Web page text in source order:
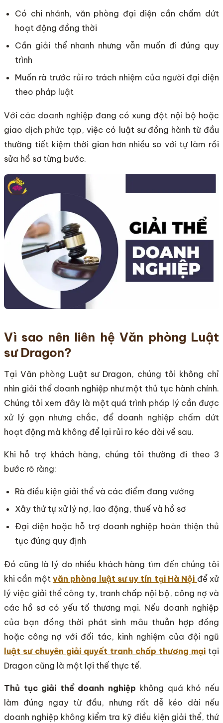
Có chi nhánh, văn phòng đại diện cần chấm dứt
hoạt động đồng thời
Cần giải thể nhanh nhưng vẫn muốn đi đúng quy
trình
Muốn rà trước rủi ro trách nhiệm của người đại diện
theo pháp luật
Với các doanh nghiệp đang có xung đột nội bộ hoặc
giao dịch phức tạp, việc có luật sư đồng hành từ đầu
thường tiết kiệm thời gian hơn nhiều so với tự làm rồi
sửa hồ sơ từng bước.
Vì sao nên liên hệ Văn phòng Luật
sư Dragon?
Tại Văn phòng Luật sư Dragon, chúng tôi không chỉ
nhìn giải thể doanh nghiệp như một thủ tục hành chính.
Chúng tôi xem đây là một quá trình pháp lý cần được
xử lý gọn nhưng chắc, để doanh nghiệp chấm dứt
hoạt động mà không để lại rủi ro kéo dài về sau.
Khi hỗ trợ khách hàng, chúng tôi thường đi theo 3
bước rõ ràng:
Rà điều kiện giải thể và các điểm đang vướng
Xây thứ tự xử lý nợ, lao động, thuế và hồ sơ
Đại diện hoặc hỗ trợ doanh nghiệp hoàn thiện thủ
tục đúng quy định
Đó cũng là lý do nhiều khách hàng tìm đến chúng tôi
khi cần một văn phòng luật sư uy tín tại Hà Nội để xử
lý việc giải thể công ty, tranh chấp nội bộ, công nợ và
các hồ sơ có yếu tố thương mại. Nếu doanh nghiệp
của bạn đồng thời phát sinh mâu thuẫn hợp đồng
hoặc công nợ với đối tác, kinh nghiệm của đội ngũ
luật sư chuyên giải quyết tranh chấp thương mại tại
Dragon cũng là một lợi thế thực tế.
Thủ tục giải thể doanh nghiệp không quá khó nếu
làm đúng ngay từ đầu, nhưng rất dễ kéo dài nếu
doanh nghiệp không kiểm tra kỹ điều kiện giải thể, thứ